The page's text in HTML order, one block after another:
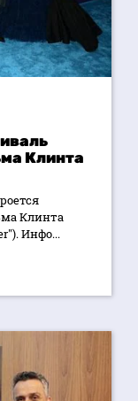
Клинта
Клинта
Инфо...